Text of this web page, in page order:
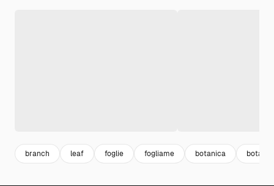
branch leaf foglie fogliame botanica